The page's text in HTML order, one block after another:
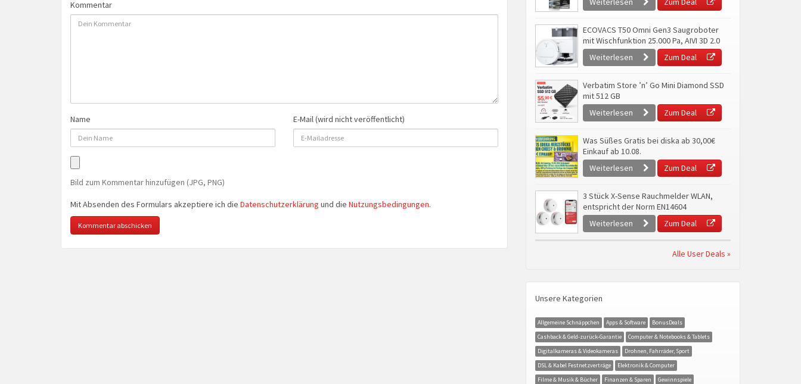
Kommentar
Name E-Mail (wird nicht veröffentlicht)
Bild zum Kommentar hinzufügen (JPG, PNG)
Mit Absenden des Formulars akzeptiere ich die Datenschutzerklärung und die Nutzungsbedingungen.
ECOVACS T50 Omni Gen3 Saugroboter
mit Wischfunktion 25.000 Pa, AIVI 3D 2.0
Weiterlesen
Zum Deal
Verbatim Store ’n’ Go Mini Diamond SSD
mit 512 GB
Weiterlesen
Zum Deal
Was Süßes Gratis bei diska ab 30,00€
Einkauf ab 10.08.
Weiterlesen
Zum Deal
3 Stück X-Sense Rauchmelder WLAN,
entspricht der Norm EN14604
Weiterlesen
Zum Deal
Alle User Deals »
Unsere Kategorien
Allgemeine Schnäppchen Apps & Software
BonusDeals
Cashback & Geld-zurück-Garantie
Computer & Notebooks & Tablets
Digitalkameras & Videokameras
Drohnen, Fahrräder, Sport
DSL & Kabel Festnetzverträge
Elektronik & Computer
Filme & Musik & Bücher
Finanzen & Sparen
Gewinnspiele